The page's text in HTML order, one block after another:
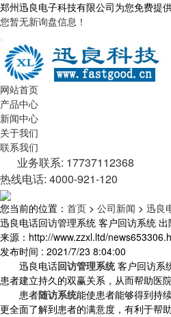
郑州迅良电子科技有限公司为您免费提
您暂无新询盘信息！
网站首页
产品中心
新闻中心
关于我们
联系我们
业务联系: 17737112368
热线电话: 4000-921-120
您当前的位置： 首页 > 公司新闻 > 迅良
迅良电话回访管理系统 客户回访系统
来源：http://www.zzxl.ltd/
发布时间 : 2021/7/23 8:04:00
迅良电话回访管理系统客户回访系
患者建立持久的双赢关系，从而帮助医
患者随访系统能使患者能够得到持
更全面了解到患者的满意度，有利于帮